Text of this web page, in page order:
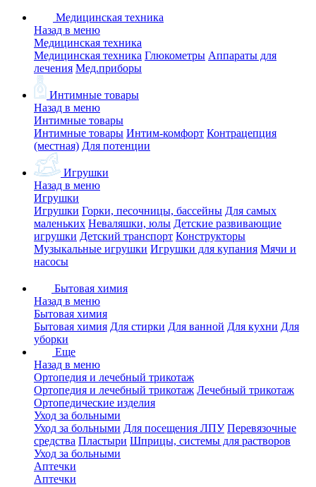
Медицинская техника
Назад в меню
Медицинская техника
Медицинская техника Глюкометры Аппараты для
лечения Мед.приборы
Интимные товары
Назад в меню
Интимные товары
Интимные товары Интим-комфорт Контрацепция
(местная) Для потенции
Игрушки
Назад в меню
Игрушки
Игрушки Горки, песочницы, бассейны Для самых
маленьких Неваляшки, юлы Детские развивающие
игрушки Детский транспорт Конструкторы
Музыкальные игрушки Игрушки для купания Мячи и
насосы
Бытовая химия
Назад в меню
Бытовая химия
Бытовая химия Для стирки Для ванной Для кухни Для
уборки
Еще
Назад в меню
Ортопедия и лечебный трикотаж
Ортопедия и лечебный трикотаж Лечебный трикотаж
Ортопедические изделия
Уход за больными
Уход за больными Для посещения ЛПУ Перевязочные
средства Пластыри Шприцы, системы для растворов
Уход за больными
Аптечки
Аптечки